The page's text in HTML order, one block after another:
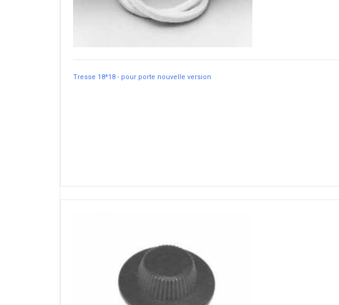
Tresse 18*18 - pour porte nouvelle version